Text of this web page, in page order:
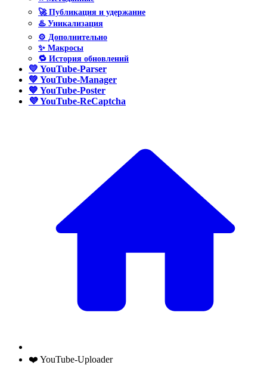
🚀 Публикация и удержание
♨️ Уникализация
⚙️ Дополнительно
✨ Макросы
🔁 История обновлений
💛 YouTube-Parser
💚 YouTube-Manager
💙 YouTube-Poster
💜 YouTube-ReCaptcha
❤️ YouTube-Uploader